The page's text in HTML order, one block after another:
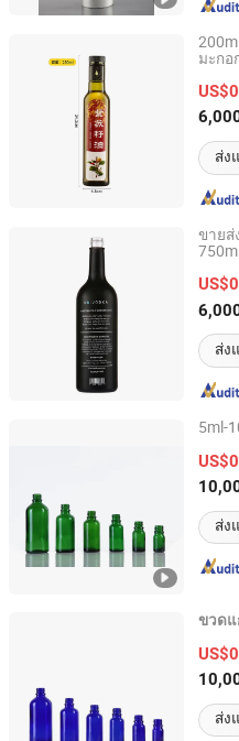
มะกอ
ส่ง
Shandong Ruisheng Import
Shandong, China
ขายส่
ส่ง
Shandong Ruisheng Import
Shandong, China
5ml-
ส่ง
Shandong Pharmaceutical
Shandong, China
ขวดแ
ส่ง
Shandong Pharmaceutical
Shandong, China